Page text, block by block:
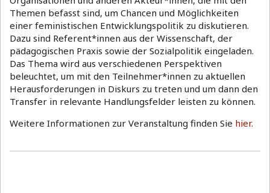
Themen befasst sind, um Chancen und Möglichkeiten
einer feministischen Entwick­lungspolitik zu diskutieren.
Dazu sind Referent*innen aus der Wissenschaft, der
pädagogischen Praxis sowie der So­zialpolitik eingeladen.
Das Thema wird aus verschiedenen Perspektiven
beleuchtet, um mit den Teilnehmer*innen zu aktuellen
Herausforderungen in Diskurs zu treten und um dann den
Transfer in relevante Handlungsfelder leisten zu können.
Weitere Informationen zur Veranstaltung finden Sie hier.